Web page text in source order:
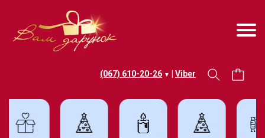
(067) 610-20-26 ▼ Viber